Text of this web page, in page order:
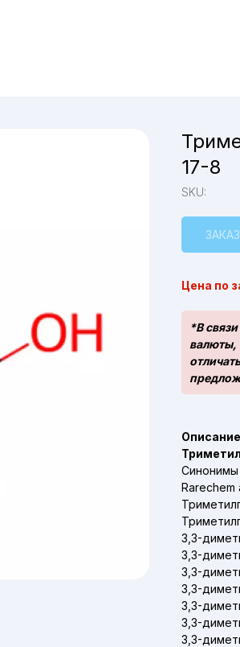
17-8
SKU:
Цена по
*В
валюты,
Описание
Синонимы
Rarechem
3,3-
3,3-
3,3-
3,3-
3,3-
3,3-
3,3-